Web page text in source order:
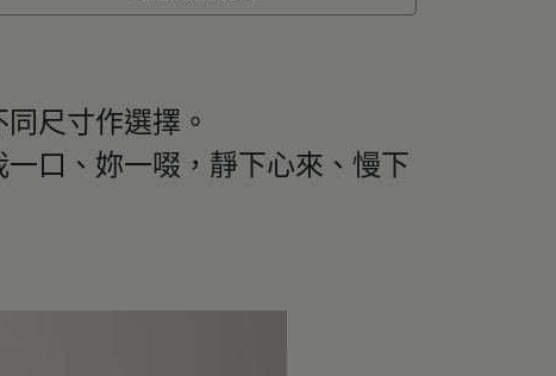
尺寸作選擇。
口、妳一啜，靜下心來、慢下